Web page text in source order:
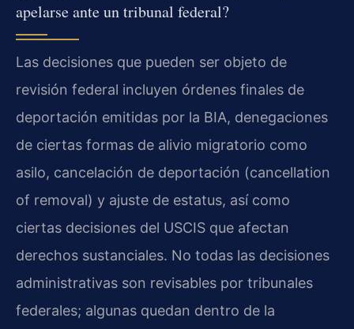
apelarse ante un tribunal federal?
Las decisiones que pueden ser objeto de
revisión federal incluyen órdenes finales de
deportación emitidas por la BIA, denegaciones
de ciertas formas de alivio migratorio como
asilo, cancelación de deportación (cancellation
of removal) y ajuste de estatus, así como
ciertas decisiones del USCIS que afectan
derechos sustanciales. No todas las decisiones
administrativas son revisables por tribunales
federales; algunas quedan dentro de la